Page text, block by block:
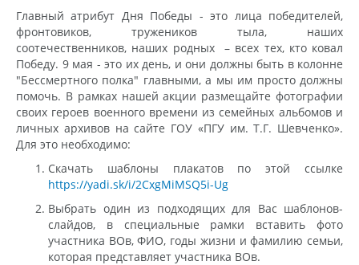
Главный атрибут Дня Победы - это лица победителей,
фронтовиков, тружеников тыла, наших
соотечественников, наших родных – всех тех, кто ковал
Победу. 9 мая - это их день, и они должны быть в колонне
"Бессмертного полка" главными, а мы им просто должны
помочь. В рамках нашей акции размещайте фотографии
своих героев военного времени из семейных альбомов и
личных архивов на сайте ГОУ «ПГУ им. Т.Г. Шевченко».
Для это необходимо:
Скачать шаблоны плакатов по этой ссылке
https://yadi.sk/i/2CxgMiMSQ5i-Ug
Выбрать один из подходящих для Вас шаблонов-
слайдов, в специальные рамки вставить фото
участника ВОв, ФИО, годы жизни и фамилию семьи,
которая представляет участника ВОв.